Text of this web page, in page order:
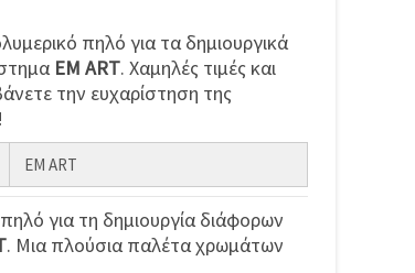
πηλό για τα δημιουργικά
EM ART. Χαμηλές τιμές και
την ευχαρίστηση της
EM ART
για τη δημιουργία διάφορων
. Μια πλούσια παλέτα χρωμάτων